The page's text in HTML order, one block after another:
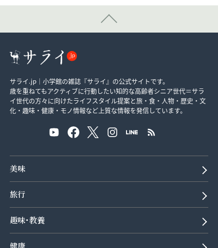
サライ.jp｜小学館の雑誌『サライ』の公式サイトです。
歳を重ねてもアクティブに行動したい知的な高齢者シニア世代＝サラ
イ世代の方々に向けたライフスタイル提案と旅・食・人物・歴史・文
化・趣味・健康・モノ情報など上質な情報を発信しています。
美味
旅行
趣味･教養
健康